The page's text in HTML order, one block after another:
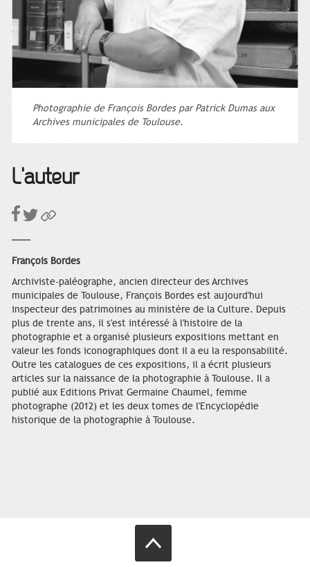
Photographie de François Bordes par Patrick Dumas aux
Archives municipales de Toulouse.
L'auteur
François Bordes
Archiviste-paléographe, ancien directeur des Archives
municipales de Toulouse, François Bordes est aujourd'hui
inspecteur des patrimoines au ministère de la Culture. Depuis
plus de trente ans, il s'est intéressé à l'histoire de la
photographie et a organisé plusieurs expositions mettant en
valeur les fonds iconographiques dont il a eu la responsabilité.
Outre les catalogues de ces expositions, il a écrit plusieurs
articles sur la naissance de la photographie à Toulouse. Il a
publié aux Editions Privat Germaine Chaumel, femme
photographe (2012) et les deux tomes de l'Encyclopédie
historique de la photographie à Toulouse.